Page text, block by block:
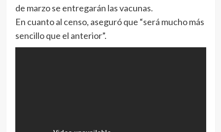
de marzo se entregarán las vacunas.
En cuanto al censo, aseguró que “será mucho más
sencillo que el anterior”.